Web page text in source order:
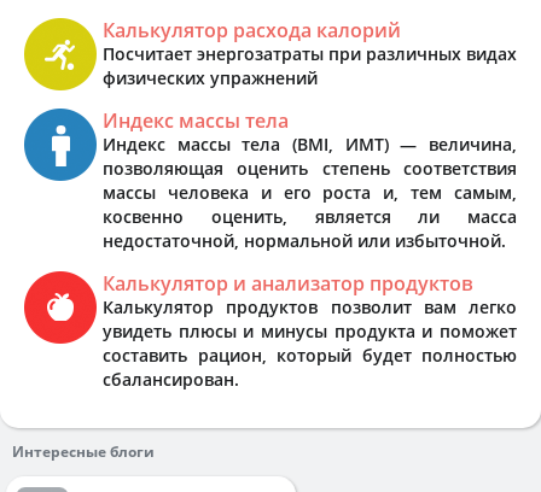
Калькулятор расхода калорий
Посчитает энергозатраты при различных видах
физических упражнений
Индекс массы тела
Индекс массы тела (BMI, ИМТ) — величина,
позволяющая оценить степень соответствия
массы человека и его роста и, тем самым,
косвенно оценить, является ли масса
недостаточной, нормальной или избыточной.
Калькулятор и анализатор продуктов
Калькулятор продуктов позволит вам легко
увидеть плюсы и минусы продукта и поможет
составить рацион, который будет полностью
сбалансирован.
Интересные блоги